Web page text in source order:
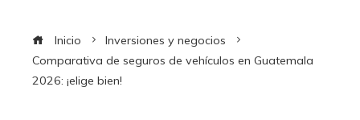
Inicio
Inversiones y negocios
Comparativa de seguros de vehículos en Guatemala
2026: ¡elige bien!